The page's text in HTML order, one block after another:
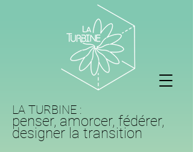
LA TURBINE :
penser, amorcer, fédérer,
designer la transition